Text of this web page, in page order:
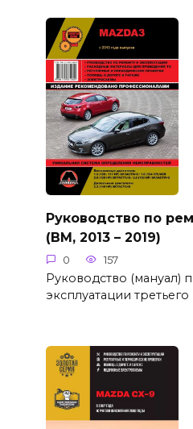
Руководство по
(BM, 2013 – 2019)
0 157
Руководство (мануал)
эксплуатации третьего